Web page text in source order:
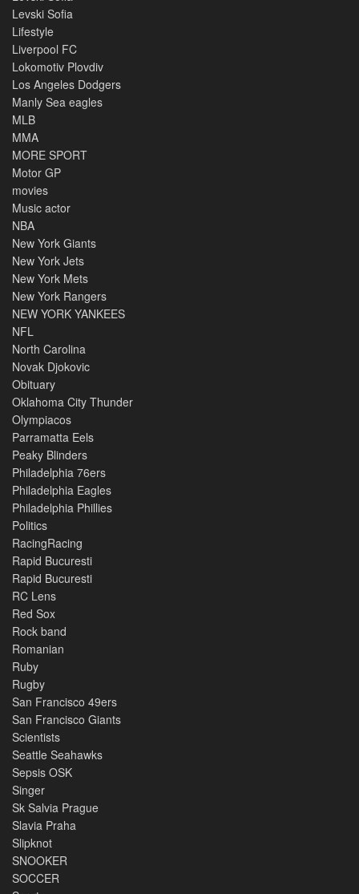
Levski Sofia
Lifestyle
Liverpool FC
Lokomotiv Plovdiv
Los Angeles Dodgers
Manly Sea eagles
MLB
MMA
MORE SPORT
Motor GP
movies
Music actor
NBA
New York Giants
New York Jets
New York Mets
New York Rangers
NEW YORK YANKEES
NFL
North Carolina
Novak Djokovic
Obituary
Oklahoma City Thunder
Olympiacos
Parramatta Eels
Peaky Blinders
Philadelphia 76ers
Philadelphia Eagles
Philadelphia Phillies
Politics
RacingRacing
Rapid Bucuresti
Rapid Bucuresti
RC Lens
Red Sox
Rock band
Romanian
Ruby
Rugby
San Francisco 49ers
San Francisco Giants
Scientists
Seattle Seahawks
Sepsis OSK
Singer
Sk Salvia Prague
Slavia Praha
Slipknot
SNOOKER
SOCCER